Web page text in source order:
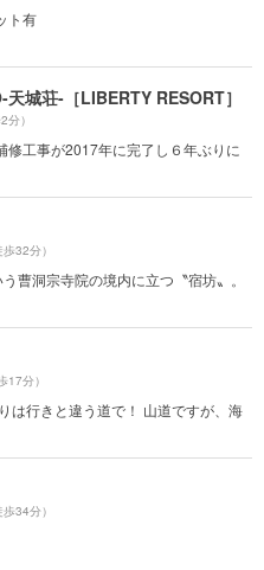
ト有
城荘-［LIBERTY RESORT］
分）
修工事が2017年に完了し６年ぶりに
歩32分）
曹洞宗寺院の境内に立つ〝宿坊〟。
17分）
は行きと違う道で！ 山道ですが、海
歩34分）